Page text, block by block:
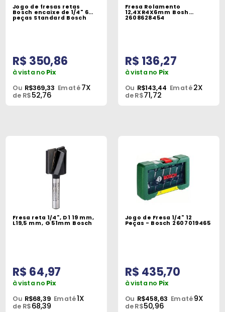
Jogo de fresas retas
Bosch encaixe de 1/4" 6
peças Standard Bosch
R$ 350,86
à vista no Pix
Ou R$369,33 Em até7X
de R$52,76
Fresa Rolamento
12,4XR4X6mm Bosh
2608628454
R$ 136,27
à vista no Pix
Ou R$143,44 Em até2X
de R$71,72
Fresa reta 1/4", D1 19 mm,
L19,5 mm, G 51mm Bosch
R$ 64,97
à vista no Pix
Ou R$68,39 Em até1X
de R$68,39
Jogo de Fresa 1/4" 12
Peças - Bosch 2607019465
R$ 435,70
à vista no Pix
Ou R$458,63 Em até9X
de R$50,96